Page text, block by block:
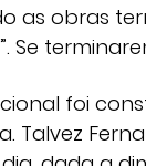
as obras
Se
foi
Talvez